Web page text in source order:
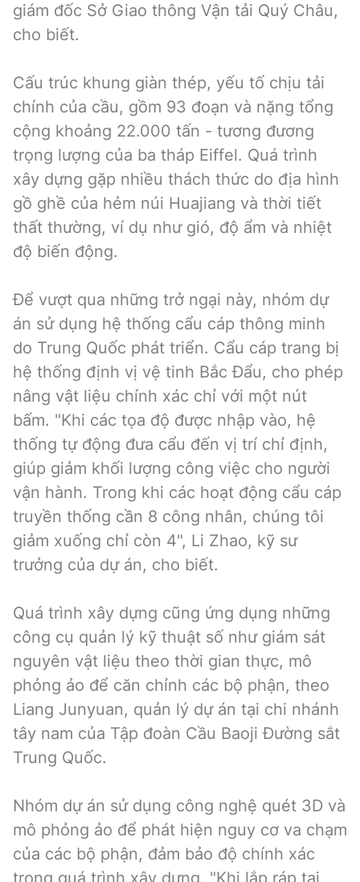
giám đốc Sở Giao thông Vận tải Quý Châu,
cho biết.
Cấu trúc khung giàn thép, yếu tố chịu tải
chính của cầu, gồm 93 đoạn và nặng tổng
cộng khoảng 22.000 tấn - tương đương
trọng lượng của ba tháp Eiffel. Quá trình
xây dựng gặp nhiều thách thức do địa hình
gồ ghề của hẻm núi Huajiang và thời tiết
thất thường, ví dụ như gió, độ ẩm và nhiệt
độ biến động.
Để vượt qua những trở ngại này, nhóm dự
án sử dụng hệ thống cẩu cáp thông minh
do Trung Quốc phát triển. Cẩu cáp trang bị
hệ thống định vị vệ tinh Bắc Đẩu, cho phép
nâng vật liệu chính xác chỉ với một nút
bấm. "Khi các tọa độ được nhập vào, hệ
thống tự động đưa cẩu đến vị trí chỉ định,
giúp giảm khối lượng công việc cho người
vận hành. Trong khi các hoạt động cẩu cáp
truyền thống cần 8 công nhân, chúng tôi
giảm xuống chỉ còn 4", Li Zhao, kỹ sư
trưởng của dự án, cho biết.
Quá trình xây dựng cũng ứng dụng những
công cụ quản lý kỹ thuật số như giám sát
nguyên vật liệu theo thời gian thực, mô
phỏng ảo để căn chỉnh các bộ phận, theo
Liang Junyuan, quản lý dự án tại chi nhánh
tây nam của Tập đoàn Cầu Baoji Đường sắt
Trung Quốc.
Nhóm dự án sử dụng công nghệ quét 3D và
mô phỏng ảo để phát hiện nguy cơ va chạm
của các bộ phận, đảm bảo độ chính xác
trong quá trình xây dựng. "Khi lắp ráp tại